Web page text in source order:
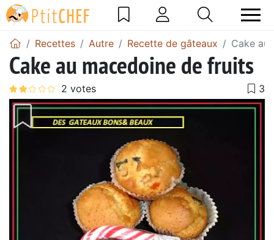
Recettes Autre Recette de gâteaux Cake au
Cake au macedoine de fruits